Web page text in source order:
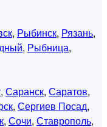
, Рыбинск, Рязань,
, Рыбница,
, Саранск, Саратов,
, Сергиев Посад,
, Сочи, Ставрополь,